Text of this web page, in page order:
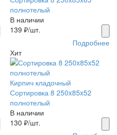
полнотелый
В наличии
139 ₽/шт.
Подробнее
Хит
Кирпич кладочный
Сортировка 8 250x85x52
полнотелый
В наличии
130 ₽/шт.